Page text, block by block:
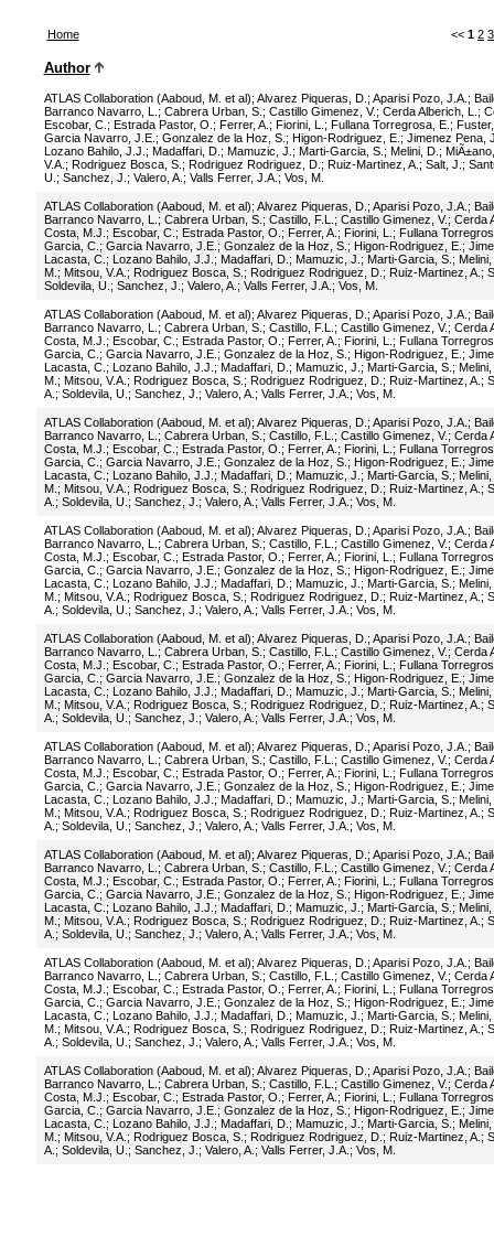
Home << 1 2 3
Author
ATLAS Collaboration (Aaboud, M. et al); Alvarez Piqueras, D. ; Aparisi Pozo, J.A. ;
Barranco Navarro, L.
; Cabrera Urban, S. ; Castillo Gimenez, V.; Cerda Alberich, L. ;
Escobar, C. ; Estrada Pastor, O. ; Ferrer, A. ; Fiorini, L. ; Fullana Torregrosa, E. ;
Garcia Navarro, J.E. ; Gonzalez de la Hoz, S. ; Higon-Rodriguez, E. ; Jimenez Pena,
Lozano Bahilo, J.J. ; Madaffari, D. ; Mamuzic, J. ; Marti-Garcia, S. ; Melini, D. ;
V.A. ; Rodriguez Bosca, S. ; Rodriguez Rodriguez, D. ; Ruiz-Martinez, A. ; Salt, J. ;
U. ; Sanchez, J. ; Valero, A. ; Valls Ferrer, J.A. ; Vos, M.
ATLAS Collaboration (Aaboud, M. et al); Alvarez Piqueras, D. ; Aparisi Pozo, J.A. ;
Barranco Navarro, L.
; Cabrera Urban, S. ; Castillo, F.L. ; Castillo Gimenez, V.; Cerda
Costa, M.J. ; Escobar, C. ; Estrada Pastor, O. ; Ferrer, A. ; Fiorini, L. ; Fullana
Garcia, C. ; Garcia Navarro, J.E. ; Gonzalez de la Hoz, S. ; Higon-Rodriguez, E. ;
Lacasta, C. ; Lozano Bahilo, J.J. ; Madaffari, D. ; Mamuzic, J. ; Marti-Garcia, S. ;
M. ; Mitsou, V.A. ; Rodriguez Bosca, S. ; Rodriguez Rodriguez, D. ; Ruiz-Martinez, A. ;
Soldevila, U. ; Sanchez, J. ; Valero, A. ; Valls Ferrer, J.A. ; Vos, M.
ATLAS Collaboration (Aaboud, M. et al); Alvarez Piqueras, D. ; Aparisi Pozo, J.A. ;
Barranco Navarro, L.
; Cabrera Urban, S. ; Castillo, F.L. ; Castillo Gimenez, V.; Cerda
Costa, M.J. ; Escobar, C. ; Estrada Pastor, O. ; Ferrer, A. ; Fiorini, L. ; Fullana
Garcia, C. ; Garcia Navarro, J.E. ; Gonzalez de la Hoz, S. ; Higon-Rodriguez, E. ;
Lacasta, C. ; Lozano Bahilo, J.J. ; Madaffari, D. ; Mamuzic, J. ; Marti-Garcia, S. ; Melini,
M. ; Mitsou, V.A. ; Rodriguez Bosca, S. ; Rodriguez Rodriguez, D. ; Ruiz-Martinez, A. ;
A. ; Soldevila, U. ; Sanchez, J. ; Valero, A. ; Valls Ferrer, J.A. ; Vos, M.
ATLAS Collaboration (Aaboud, M. et al); Alvarez Piqueras, D. ; Aparisi Pozo, J.A. ;
Barranco Navarro, L.
; Cabrera Urban, S. ; Castillo, F.L. ; Castillo Gimenez, V.; Cerda
Costa, M.J. ; Escobar, C. ; Estrada Pastor, O. ; Ferrer, A. ; Fiorini, L. ; Fullana
Garcia, C. ; Garcia Navarro, J.E. ; Gonzalez de la Hoz, S. ; Higon-Rodriguez, E. ;
Lacasta, C. ; Lozano Bahilo, J.J. ; Madaffari, D. ; Mamuzic, J. ; Marti-Garcia, S. ;
M. ; Mitsou, V.A. ; Rodriguez Bosca, S. ; Rodriguez Rodriguez, D. ; Ruiz-Martinez, A. ;
A. ; Soldevila, U. ; Sanchez, J. ; Valero, A. ; Valls Ferrer, J.A. ; Vos, M.
ATLAS Collaboration (Aaboud, M. et al); Alvarez Piqueras, D. ; Aparisi Pozo, J.A. ;
Barranco Navarro, L.
; Cabrera Urban, S. ; Castillo, F.L. ; Castillo Gimenez, V.; Cerda
Costa, M.J. ; Escobar, C. ; Estrada Pastor, O. ; Ferrer, A. ; Fiorini, L. ; Fullana
Garcia, C. ; Garcia Navarro, J.E. ; Gonzalez de la Hoz, S. ; Higon-Rodriguez, E. ;
Lacasta, C. ; Lozano Bahilo, J.J. ; Madaffari, D. ; Mamuzic, J. ; Marti-Garcia, S. ; Melini,
M. ; Mitsou, V.A. ; Rodriguez Bosca, S. ; Rodriguez Rodriguez, D. ; Ruiz-Martinez, A. ;
A. ; Soldevila, U. ; Sanchez, J. ; Valero, A. ; Valls Ferrer, J.A. ; Vos, M.
ATLAS Collaboration (Aaboud, M. et al); Alvarez Piqueras, D. ; Aparisi Pozo, J.A. ;
Barranco Navarro, L.
; Cabrera Urban, S. ; Castillo, F.L. ; Castillo Gimenez, V.; Cerda
Costa, M.J. ; Escobar, C. ; Estrada Pastor, O. ; Ferrer, A. ; Fiorini, L. ; Fullana
Garcia, C. ; Garcia Navarro, J.E. ; Gonzalez de la Hoz, S. ; Higon-Rodriguez, E. ;
Lacasta, C. ; Lozano Bahilo, J.J. ; Madaffari, D. ; Mamuzic, J. ; Marti-Garcia, S. ;
M. ; Mitsou, V.A. ; Rodriguez Bosca, S. ; Rodriguez Rodriguez, D. ; Ruiz-Martinez, A. ;
A. ; Soldevila, U. ; Sanchez, J. ; Valero, A. ; Valls Ferrer, J.A. ; Vos, M.
ATLAS Collaboration (Aaboud, M. et al); Alvarez Piqueras, D. ; Aparisi Pozo, J.A. ;
Barranco Navarro, L.
; Cabrera Urban, S. ; Castillo, F.L. ; Castillo Gimenez, V.; Cerda
Costa, M.J. ; Escobar, C. ; Estrada Pastor, O. ; Ferrer, A. ; Fiorini, L. ; Fullana
Garcia, C. ; Garcia Navarro, J.E. ; Gonzalez de la Hoz, S. ; Higon-Rodriguez, E. ;
Lacasta, C. ; Lozano Bahilo, J.J. ; Madaffari, D. ; Mamuzic, J. ; Marti-Garcia, S. ; Melini,
M. ; Mitsou, V.A. ; Rodriguez Bosca, S. ; Rodriguez Rodriguez, D. ; Ruiz-Martinez, A. ;
A. ; Soldevila, U. ; Sanchez, J. ; Valero, A. ; Valls Ferrer, J.A. ; Vos, M.
ATLAS Collaboration (Aaboud, M. et al); Alvarez Piqueras, D. ; Aparisi Pozo, J.A. ;
Barranco Navarro, L.
; Cabrera Urban, S. ; Castillo, F.L. ; Castillo Gimenez, V.; Cerda
Costa, M.J. ; Escobar, C. ; Estrada Pastor, O. ; Ferrer, A. ; Fiorini, L. ; Fullana
Garcia, C. ; Garcia Navarro, J.E. ; Gonzalez de la Hoz, S. ; Higon-Rodriguez, E. ;
Lacasta, C. ; Lozano Bahilo, J.J. ; Madaffari, D. ; Mamuzic, J. ; Marti-Garcia, S. ;
M. ; Mitsou, V.A. ; Rodriguez Bosca, S. ; Rodriguez Rodriguez, D. ; Ruiz-Martinez, A. ;
A. ; Soldevila, U. ; Sanchez, J. ; Valero, A. ; Valls Ferrer, J.A. ; Vos, M.
ATLAS Collaboration (Aaboud, M. et al); Alvarez Piqueras, D. ; Aparisi Pozo, J.A. ;
Barranco Navarro, L.
; Cabrera Urban, S. ; Castillo, F.L. ; Castillo Gimenez, V.; Cerda
Costa, M.J. ; Escobar, C. ; Estrada Pastor, O. ; Ferrer, A. ; Fiorini, L. ; Fullana
Garcia, C. ; Garcia Navarro, J.E. ; Gonzalez de la Hoz, S. ; Higon-Rodriguez, E. ;
Lacasta, C. ; Lozano Bahilo, J.J. ; Madaffari, D. ; Mamuzic, J. ; Marti-Garcia, S. ; Melini,
M. ; Mitsou, V.A. ; Rodriguez Bosca, S. ; Rodriguez Rodriguez, D. ; Ruiz-Martinez, A. ;
A. ; Soldevila, U. ; Sanchez, J. ; Valero, A. ; Valls Ferrer, J.A. ; Vos, M.
ATLAS Collaboration (Aaboud, M. et al); Alvarez Piqueras, D. ; Aparisi Pozo, J.A. ;
Barranco Navarro, L.
; Cabrera Urban, S. ; Castillo, F.L. ; Castillo Gimenez, V.; Cerda
Costa, M.J. ; Escobar, C. ; Estrada Pastor, O. ; Ferrer, A. ; Fiorini, L. ; Fullana
Garcia, C. ; Garcia Navarro, J.E. ; Gonzalez de la Hoz, S. ; Higon-Rodriguez, E. ;
Lacasta, C. ; Lozano Bahilo, J.J. ; Madaffari, D. ; Mamuzic, J. ; Marti-Garcia, S. ;
M. ; Mitsou, V.A. ; Rodriguez Bosca, S. ; Rodriguez Rodriguez, D. ; Ruiz-Martinez, A. ;
A. ; Soldevila, U. ; Sanchez, J. ; Valero, A. ; Valls Ferrer, J.A. ; Vos, M.